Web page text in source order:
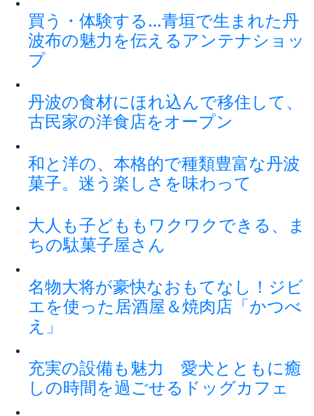
買う・体験する…青垣で生まれた丹
波布の魅力を伝えるアンテナショッ
プ
丹波の食材にほれ込んで移住して、
古民家の洋食店をオープン
和と洋の、本格的で種類豊富な丹波
菓子。迷う楽しさを味わって
大人も子どももワクワクできる、ま
ちの駄菓子屋さん
名物大将が豪快なおもてなし！ジビ
エを使った居酒屋＆焼肉店「かつべ
え」
充実の設備も魅力 愛犬とともに癒
しの時間を過ごせるドッグカフェ